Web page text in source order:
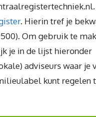
. Hierin tref je
Om gebruik te
je in de lijst hieronder
adviseurs waar je
kunt regelen